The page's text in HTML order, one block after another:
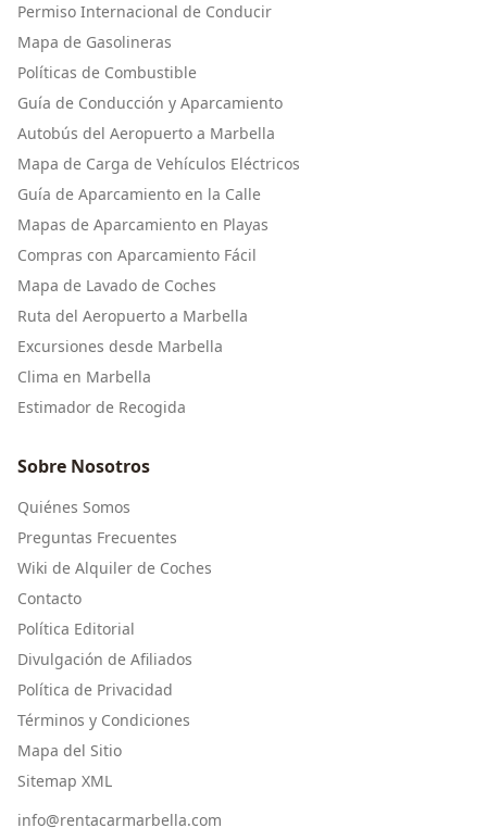
Permiso Internacional de Conducir
Mapa de Gasolineras
Políticas de Combustible
Guía de Conducción y Aparcamiento
Autobús del Aeropuerto a Marbella
Mapa de Carga de Vehículos Eléctricos
Guía de Aparcamiento en la Calle
Mapas de Aparcamiento en Playas
Compras con Aparcamiento Fácil
Mapa de Lavado de Coches
Ruta del Aeropuerto a Marbella
Excursiones desde Marbella
Clima en Marbella
Estimador de Recogida
Sobre Nosotros
Quiénes Somos
Preguntas Frecuentes
Wiki de Alquiler de Coches
Contacto
Política Editorial
Divulgación de Afiliados
Política de Privacidad
Términos y Condiciones
Mapa del Sitio
Sitemap XML
info@rentacarmarbella.com